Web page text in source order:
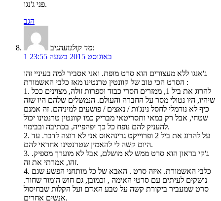
פני ג'נגו.
הגב
מר קולנועהגיב:
1 באוגוסט 2015 בשעה 23:55
ג'אנגו ללא מעצורים הוא סרט מופת. ואני אסביר למה בעיניי זהו
הסרט הכי טוב של קוונטין טרנטינו מאז כלבי האשמורת :
1. להרוג את ביל 1, ממזרים חסרי כבוד וספרות זולה, מצוינים ככל
שיהיו, היו נטולי מסר על החברה והעולם. הנמשלים שלהם היו שזה
כיף לא נורמלי לחסל נינג'ות / נאצים / פושעים למיניהם. זה אמנם
שטחי, אבל רק במאי ותסריטאי מבריק כמו קוונטין טרנטינו יכול
להעניק להם נופח כל כך יפהפייה, בכתיבה ובבימוי.
2. על להרוג את ביל 2 ופרוייקט גרינהאוס אני לא רוצה לדבר. עד
היום קשה לי להאמין שטרנטינו אחראי להם.
3. ג'קי בראון הוא סרט ממש לא מושלם, אבל לא מוערך מספיק.
זהו, אמרתי את זה.
4. כלבי האשמורת. איזה סרט . האבא של כל מותחני הפשע שגם
נושקים לעיתים עם סרטי האימה , וכמובן, גם חוש הומור שחור.
סרט שמעביר ביקורת קשה על טבע האדם ועל הקלות שבחיסול
אנשים אחרים.